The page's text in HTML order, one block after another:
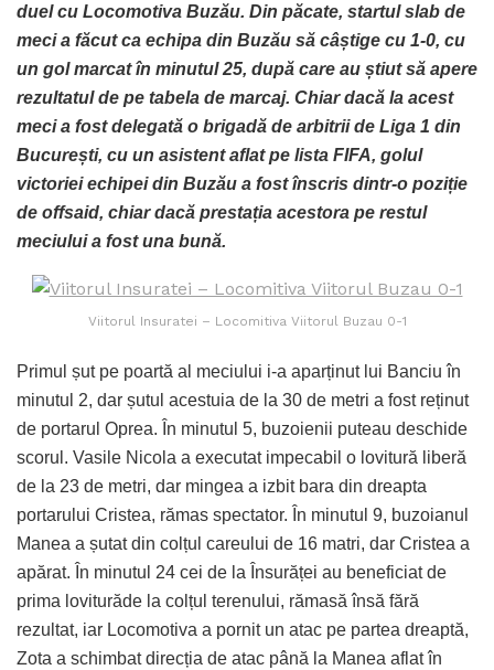
duel cu Locomotiva Buzău. Din păcate, startul slab de
meci a făcut ca echipa din Buzău să câștige cu 1-0, cu
un gol marcat în minutul 25, după care au știut să apere
rezultatul de pe tabela de marcaj. Chiar dacă la acest
meci a fost delegată o brigadă de arbitrii de Liga 1 din
București, cu un asistent aflat pe lista FIFA, golul
victoriei echipei din Buzău a fost înscris dintr-o poziție
de offsaid, chiar dacă prestația acestora pe restul
meciului a fost una bună.
Viitorul Insuratei – Locomitiva Viitorul Buzau 0-1
Primul șut pe poartă al meciului i-a aparținut lui Banciu în
minutul 2, dar șutul acestuia de la 30 de metri a fost reținut
de portarul Oprea. În minutul 5, buzoienii puteau deschide
scorul. Vasile Nicola a executat impecabil o lovitură liberă
de la 23 de metri, dar mingea a izbit bara din dreapta
portarului Cristea, rămas spectator. În minutul 9, buzoianul
Manea a șutat din colțul careului de 16 matri, dar Cristea a
apărat. În minutul 24 cei de la Însurăței au beneficiat de
prima loviturăde la colțul terenului, rămasă însă fără
rezultat, iar Locomotiva a pornit un atac pe partea dreaptă,
Zota a schimbat direcția de atac până la Manea aflat în